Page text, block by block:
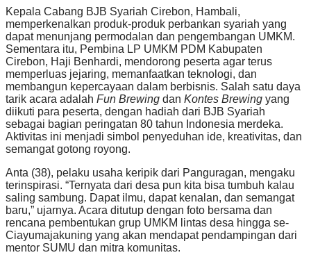
Kepala Cabang BJB Syariah Cirebon, Hambali,
memperkenalkan produk-produk perbankan syariah yang
dapat menunjang permodalan dan pengembangan UMKM.
Sementara itu, Pembina LP UMKM PDM Kabupaten
Cirebon, Haji Benhardi, mendorong peserta agar terus
memperluas jejaring, memanfaatkan teknologi, dan
membangun kepercayaan dalam berbisnis. Salah satu daya
tarik acara adalah Fun Brewing dan Kontes Brewing yang
diikuti para peserta, dengan hadiah dari BJB Syariah
sebagai bagian peringatan 80 tahun Indonesia merdeka.
Aktivitas ini menjadi simbol penyeduhan ide, kreativitas, dan
semangat gotong royong.
Anta (38), pelaku usaha keripik dari Panguragan, mengaku
terinspirasi. “Ternyata dari desa pun kita bisa tumbuh kalau
saling sambung. Dapat ilmu, dapat kenalan, dan semangat
baru,” ujarnya. Acara ditutup dengan foto bersama dan
rencana pembentukan grup UMKM lintas desa hingga se-
Ciayumajakuning yang akan mendapat pendampingan dari
mentor SUMU dan mitra komunitas.